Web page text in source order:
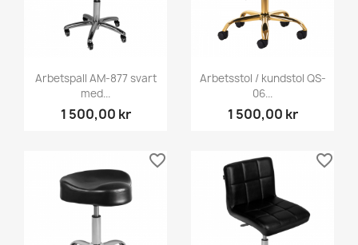
Arbetspall AM-877 svart
med...
1 500,00 kr
Arbetsstol / kundstol QS-
06...
1 500,00 kr
favorite_border favorite_border